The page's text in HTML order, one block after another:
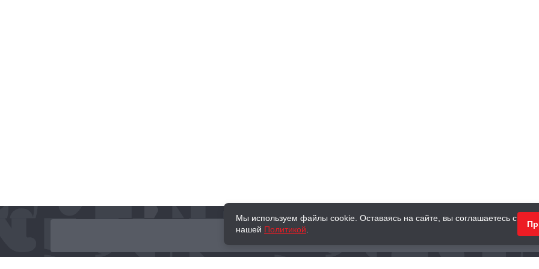
КНИГИ ПОДАРКИ
Мы используем файлы cookie. Оставаясь на сайте, вы соглашаетесь с
нашей Политикой